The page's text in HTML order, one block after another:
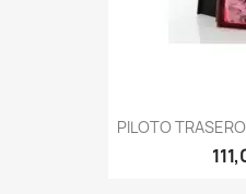
PILOTO